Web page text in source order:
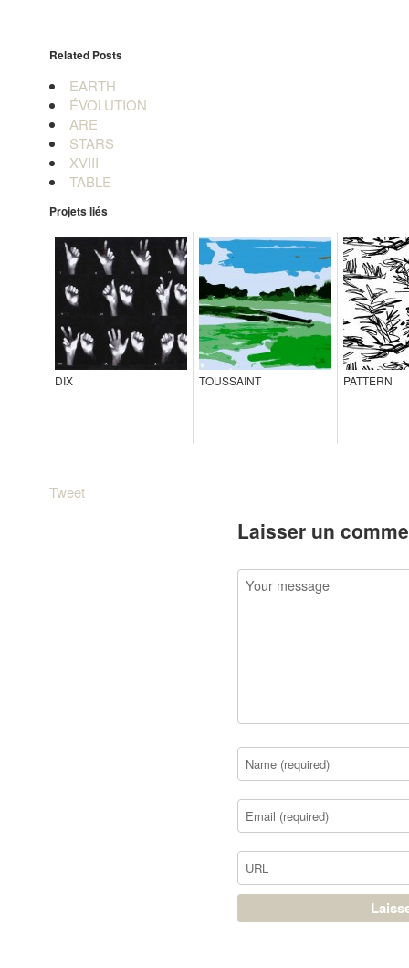
Related Posts
EARTH
ÉVOLUTION
ARE
STARS
XVIII
TABLE
Projets liés
DIX TOUSSAINT PATTERN
Tweet
Laisser un